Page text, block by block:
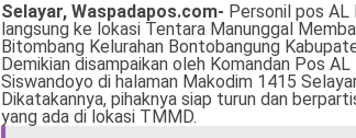
Selayar, Waspadapos.com- Personil pos AL
langsung ke lokasi Tentara Manunggal
Bitombang Kelurahan Bontobangung
Demikian disampaikan oleh Komandan Pos
Siswandoyo di halaman Makodim 1415
Dikatakannya, pihaknya siap turun dan
yang ada di lokasi TMMD.